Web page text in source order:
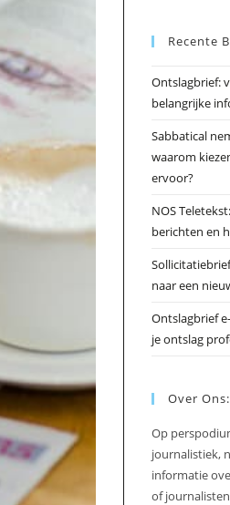
Recente
Ontslagbrief:
belangrijke
Sabbatical
waarom
ervoor?
NOS
berichten en
naar een
Ontslagbrief
je ontslag
Over Ons:
Op
journalistiek,
informatie
of